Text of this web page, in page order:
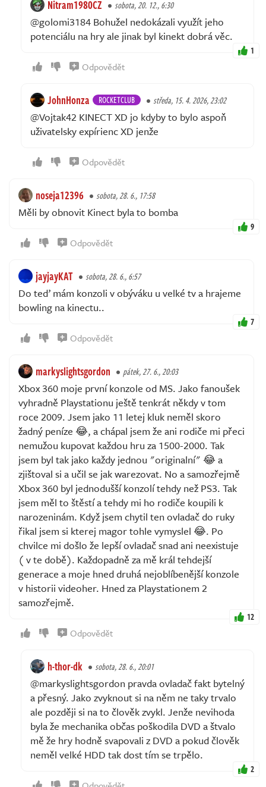
Nitram1980CZ sobota, 20. 12., 6:30
@golomi3184 Bohužel nedokázali využít jeho
potenciálu na hry ale jinak byl kinekt dobrá věc.
1
Odpovědět
JohnHonza ROCKETCLUB středa, 15. 4. 2026, 23:02
@Vojtak42 KINECT XD jo kdyby to bylo aspoň
uživatelsky expírienc XD jenže
Odpovědět
noseja12396 sobota, 28. 6., 17:58
Měli by obnovit Kinect byla to bomba
9
Odpovědět
jayjayKAT sobota, 28. 6., 6:57
Do teď mám konzoli v obýváku u velké tv a hrajeme
bowling na kinectu..
7
Odpovědět
markyslightsgordon pátek, 27. 6., 20:03
Xbox 360 moje první konzole od MS. Jako fanoušek
vyhradně Playstationu ještě tenkrát někdy v tom
roce 2009. Jsem jako 11 letej kluk neměl skoro
žadný peníze 😂, a chápal jsem že ani rodiče mi přeci
nemužou kupovat každou hru za 1500-2000. Tak
jsem byl tak jako každy jednou "originalní" 😂 a
zjištoval si a učil se jak warezovat. No a samozřejmě
Xbox 360 byl jednodušší konzolí tehdy než PS3. Tak
jsem měl to štěstí a tehdy mi ho rodiče koupili k
narozeninám. Když jsem chytil ten ovladač do ruky
řikal jsem si kterej magor tohle vymyslel 😂. Po
chvilce mi došlo že lepší ovladač snad ani neexistuje
( v te době). Každopadně za mě král tehdejší
generace a moje hned druhá nejoblíbenější konzole
v historii videoher. Hned za Playstationem 2
samozřejmě.
12
Odpovědět
h-thor-dk sobota, 28. 6., 20:01
@markyslightsgordon pravda ovladač fakt bytelný
a přesný. Jako zvyknout si na něm ne taky trvalo
ale později si na to člověk zvykl. Jenže nevihoda
byla že mechanika občas poškodila DVD a štvalo
mě že hry hodně svapovali z DVD a pokud člověk
neměl velké HDD tak dost tím se trpělo.
2